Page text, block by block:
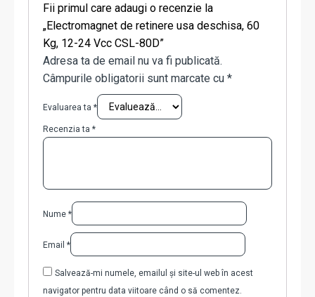
Fii primul care adaugi o recenzie la
„Electromagnet de retinere usa deschisa, 60
Kg, 12-24 Vcc CSL-80D”
Adresa ta de email nu va fi publicată.
Câmpurile obligatorii sunt marcate cu *
Evaluarea ta *
Recenzia ta *
Nume *
Email *
Salvează-mi numele, emailul și site-ul web în acest
navigator pentru data viitoare când o să comentez.